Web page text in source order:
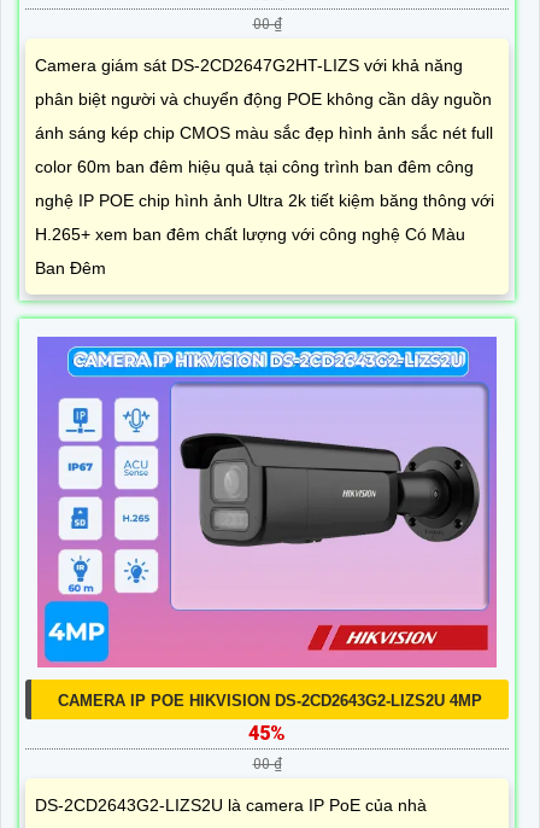
00 ₫
Camera giám sát DS-2CD2647G2HT-LIZS với khả năng
phân biệt người và chuyển động POE không cần dây nguồn
ánh sáng kép chip CMOS màu sắc đẹp hình ảnh sắc nét full
color 60m ban đêm hiệu quả tại công trình ban đêm công
nghệ IP POE chip hình ảnh Ultra 2k tiết kiệm băng thông với
H.265+ xem ban đêm chất lượng với công nghệ Có Màu
Ban Đêm
CAMERA IP POE HIKVISION DS-2CD2643G2-LIZS2U 4MP
45%
00 ₫
DS-2CD2643G2-LIZS2U là camera IP PoE của nhà